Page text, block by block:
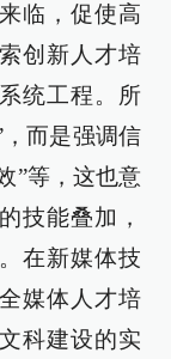
临，促使高
创新人才培
统工程。所
而是强调信
”等，这也意
技能叠加，
在新媒体技
媒体人才培
科建设的实